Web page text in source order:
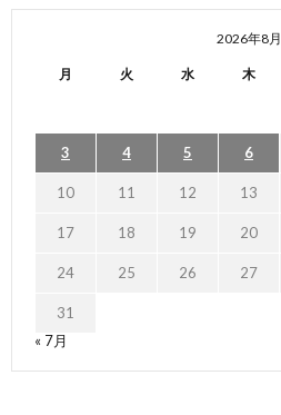
2026年8月
月 火 水 木
3 4 5 6
10 11 12 13
17 18 19 20
24 25 26 27
31
« 7月